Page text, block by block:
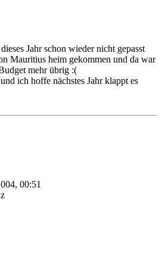
Jahr schon wieder nicht gepasst
Mauritius heim gekommen und da war
mehr übrig :(
ich hoffe nächstes Jahr klappt es
00:51